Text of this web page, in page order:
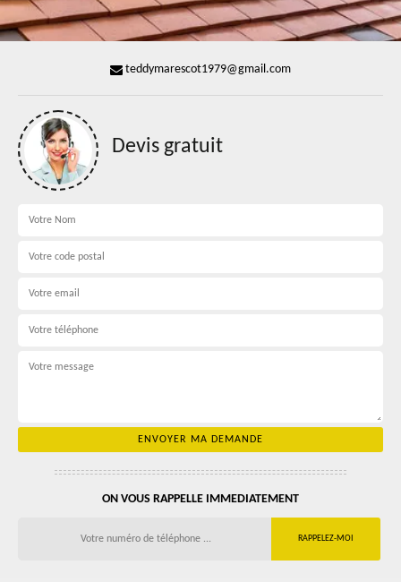
teddymarescot1979@gmail.com
Devis gratuit
ON VOUS RAPPELLE IMMEDIATEMENT